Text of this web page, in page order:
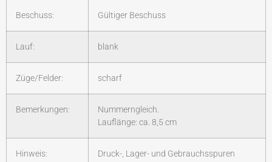
Beschuss: Gültiger Beschuss
Lauf: blank
Züge/Felder: scharf
Bemerkungen:
Nummerngleich.
Lauflänge: ca. 8,5 cm
Hinweis: Druck-, Lager- und Gebrauchsspuren